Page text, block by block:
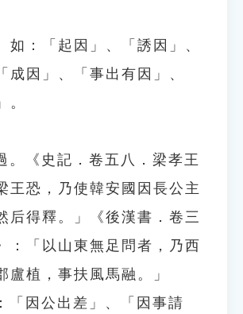
如：「起因」、「誘因」、
成因」、「事出有因」、
。
。《史記．卷五八．梁孝王
王恐，乃使韓安國因長公主
后得釋。」《後漢書．卷三
：「以山東無足問者，乃西
盧植，事扶風馬融。」
「因公出差」、「因事請